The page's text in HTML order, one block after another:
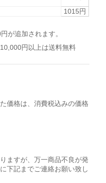
1015円
が追加されます。
円以上は送料無料
価格は、消費税込みの価格
ますが、万一商品不良が発
下記までご連絡お願い致し